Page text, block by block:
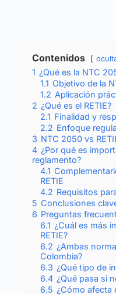
Contenidos
1 ¿Qué es la NTC
1.1 Objetivo de la
1.2 Aplicación
2 ¿Qué es el RETIE?
2.1 Finalidad y
2.2 Enfoque
3 NTC 2050 vs
4 ¿Por qué es
reglamento?
4.1
RETIE
4.2 Requisitos
5 Conclusiones
6 Preguntas
6.1 ¿Cuál es más
RETIE?
6.2 ¿Ambas
Colombia?
6.3 ¿Qué tipo de
6.4 ¿Qué pasa si
6.5 ¿Cómo afecta